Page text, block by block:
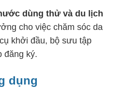
dùng thử và du lịch
cho việc chăm sóc da
khởi đầu, bộ sưu tập
đăng ký.
dụng